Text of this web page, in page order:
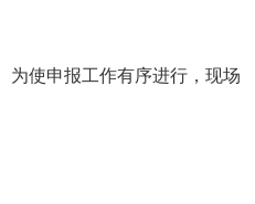
使申报工作有序进行，现场